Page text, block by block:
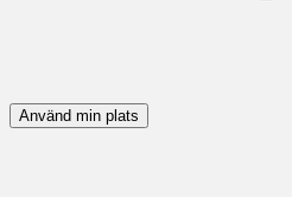
Använd min plats